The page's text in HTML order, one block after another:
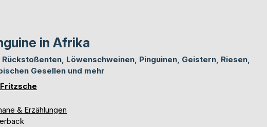
in Afrika
Rückstoßenten, Löwenschweinen, Pinguinen, Geistern, Riesen,
Gesellen und mehr
& Erzählungen